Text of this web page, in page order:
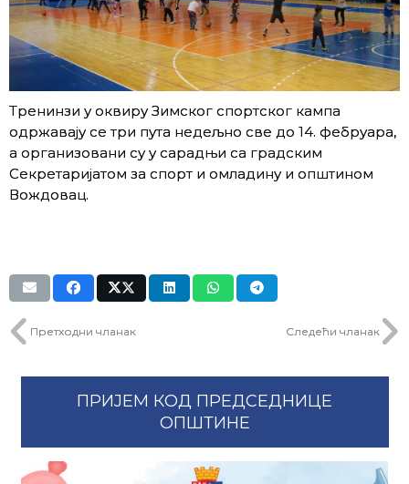
Тренинзи у оквиру Зимског спортског кампа
одржавају се три пута недељно све до 14. фебруара,
а организовани су у сарадњи са градским
Секретаријатом за спорт и омладину и општином
Вождовац.
Претходни чланак Следећи чланак
ПРИЈЕМ КОД ПРЕДСЕДНИЦЕ
ОПШТИНЕ